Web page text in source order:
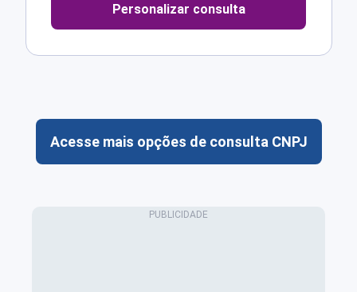
Personalizar consulta
Acesse mais opções de consulta CNPJ